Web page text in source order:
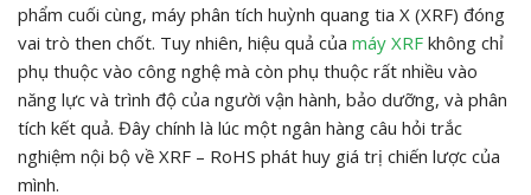
phẩm cuối cùng, máy phân tích huỳnh quang tia X (XRF) đóng
vai trò then chốt. Tuy nhiên, hiệu quả của máy XRF không chỉ
phụ thuộc vào công nghệ mà còn phụ thuộc rất nhiều vào
năng lực và trình độ của người vận hành, bảo dưỡng, và phân
tích kết quả. Đây chính là lúc một ngân hàng câu hỏi trắc
nghiệm nội bộ về XRF – RoHS phát huy giá trị chiến lược của
mình.